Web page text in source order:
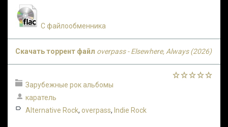
С файлообменника
Скачать торрент файл overpass - Elsewhere, Always (2026)
Зарубежные рок альбомы
каратель
Alternative Rock, overpass, Indie Rock